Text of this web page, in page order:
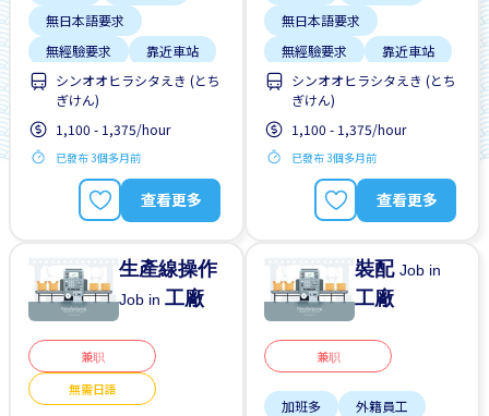
無日本語要求
無經驗要求
靠近車站
預付工資
シンオオヒラシタえき (とち
ぎけん)
1,100 - 1,375/hour
已發布 3個多月前
查看更多
無日本語要求
無經驗要求
靠近車站
預付工資
シンオオヒラシタえき (とち
ぎけん)
1,100 - 1,375/hour
已發布 3個多月前
查看更多
生產線操作
Job in工廠
兼职
無需日語
裝配Job in
工廠
兼职
加班多
外籍員工